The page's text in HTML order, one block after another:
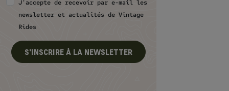
J'accepte de recevoir par e-mail les
newsletter et actualités de Vintage
Rides
S'INSCRIRE À LA NEWSLETTER